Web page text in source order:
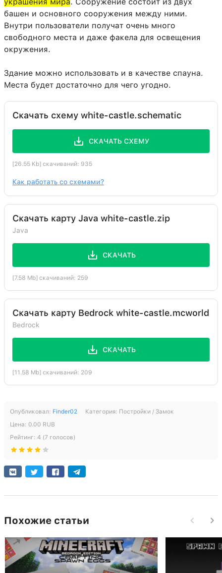
башен и основного сооружения между ними.
Внутри пользователи получат очень много
свободного места и даже факела для освещения
окружения.
Здание можно использовать и в качестве спауна.
Места будет достаточно для чего угодно.
Скачать схему white-castle.schematic
СКАЧАТЬ СХЕМУ
[26.55 Kb] скачиваний: 935
Как работать со схемами?
Скачать карту Java white-castle.zip
Java
СКАЧАТЬ
[7.58 Mb] скачиваний: 259
Скачать карту Bedrock white-castle.mcworld
Bedrock
СКАЧАТЬ
[11.58 Mb] скачиваний: 209
Опубликовал: Finder02 Категория: Постройки / Замок
Цена: 0.00 RUB
Рейтинг: 4 (7 голосов)
Похожие статьи